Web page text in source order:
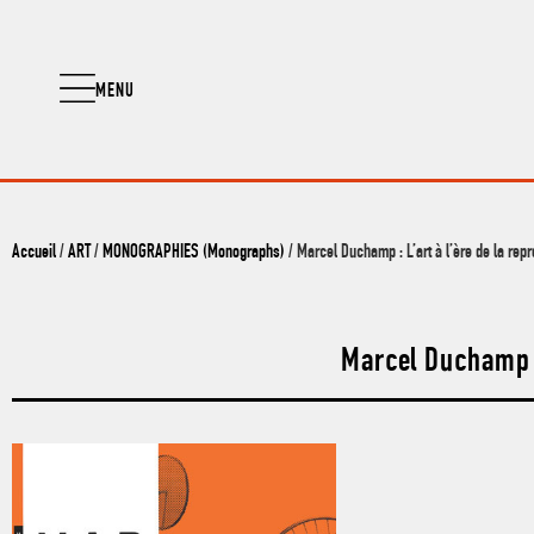
MENU
Accueil/ ART / MONOGRAPHIES (Monographs) / Marcel Duchamp : L’art à l’ère de la
Marcel